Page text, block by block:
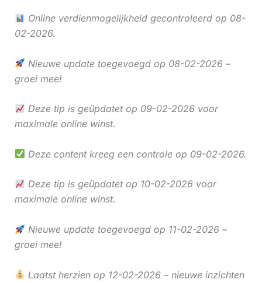
Online verdienmogelijkheid gecontroleerd op 08-
02-2026.
Nieuwe update toegevoegd op 08-02-2026 –
groei mee!
Deze tip is geüpdatet op 09-02-2026 voor
maximale online winst.
Deze content kreeg een controle op 09-02-2026.
Deze tip is geüpdatet op 10-02-2026 voor
maximale online winst.
Nieuwe update toegevoegd op 11-02-2026 –
groei mee!
Laatst herzien op 12-02-2026 – nieuwe inzichten